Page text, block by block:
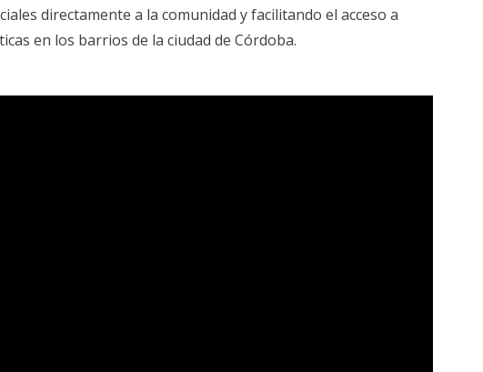
directamente a la comunidad y facilitando el acceso a
en los barrios de la ciudad de Córdoba.